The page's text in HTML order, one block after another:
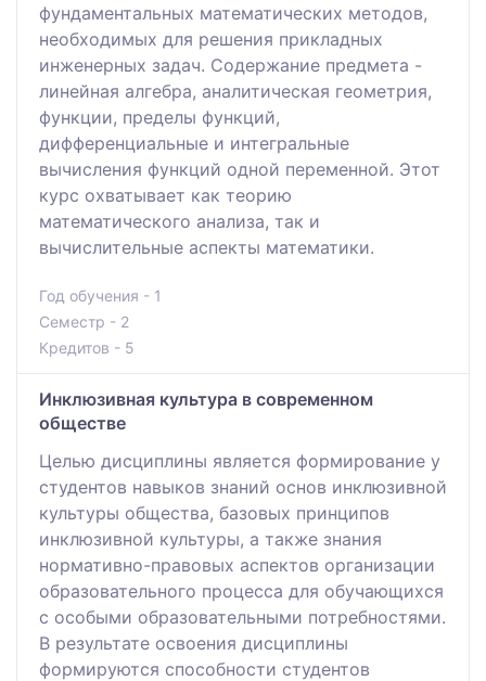
фундаментальных математических методов,
необходимых для решения прикладных
инженерных задач. Содержание предмета -
линейная алгебра, аналитическая геометрия,
функции, пределы функций,
дифференциальные и интегральные
вычисления функций одной переменной. Этот
курс охватывает как теорию
математического анализа, так и
вычислительные аспекты математики.
Год обучения - 1
Семестр - 2
Кредитов - 5
Инклюзивная культура в современном
обществе
Целью дисциплины является формирование у
студентов навыков знаний основ инклюзивной
культуры общества, базовых принципов
инклюзивной культуры, а также знания
нормативно-правовых аспектов организации
образовательного процесса для обучающихся
с особыми образовательными потребностями.
В результате освоения дисциплины
формируются способности студентов